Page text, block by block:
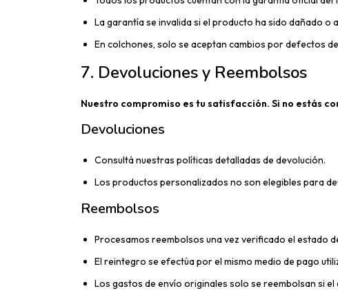
La garantía se invalida si el producto ha sido dañado o
En colchones, solo se aceptan cambios por defectos
7. Devoluciones y Reembolsos
Nuestro compromiso es tu satisfacción. Si no estás
Devoluciones
Consultá nuestras políticas detalladas de devolución.
Los productos personalizados no son elegibles para
Reembolsos
Procesamos reembolsos una vez verificado el estado
El reintegro se efectúa por el mismo medio de pago
Los gastos de envío originales solo se reembolsan si